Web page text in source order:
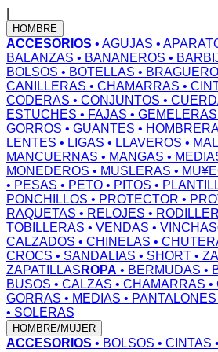
HOMBRE
ACCESORIOS • AGUJAS •
BALANZAS • BANANEROS •
BOLSOS • BOTELLAS •
CANILLERAS • CHAMARRAS •
CODERAS • CONJUNTOS •
ESTUCHES • FAJAS • GEMELERAS
GORROS • GUANTES • HOMBRERA
LENTES • LIGAS • LLAVEROS •
MANCUERNAS • MANGAS •
MONEDEROS • MUSLERAS •
• PESAS • PETO • PITOS •
PONCHILLOS • PROTECTOR •
RAQUETAS • RELOJES •
TOBILLERAS • VENDAS • VINCHAS
CALZADOS • CHINELAS •
CROCS • SANDALIAS • SHORT •
ZAPATILLAS ROPA • BERMUDAS •
BUSOS • CALZAS • CHAMARRAS •
GORRAS • MEDIAS • PANTALONES
• SOLERAS
HOMBRE/MUJER
ACCESORIOS • BOLSOS • CINTAS